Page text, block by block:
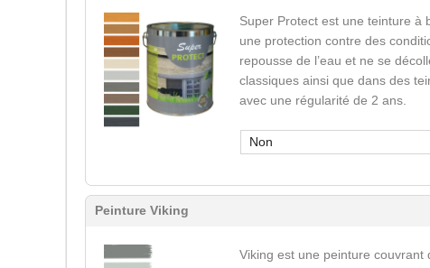
Super Protect est une teinture à
une protection contre des
repousse de l’eau et ne se
classiques ainsi que dans des
avec une régularité de 2 ans.
Non
Peinture Viking
Viking est une peinture couvrant